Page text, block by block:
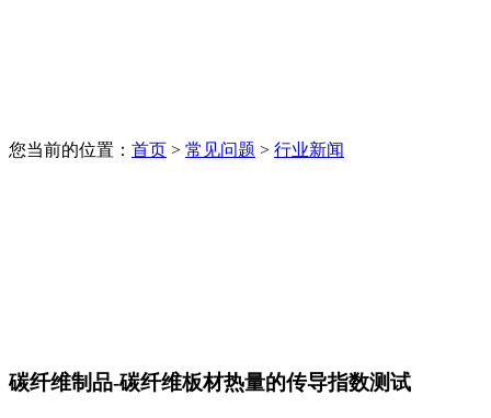
您当前的位置： 首页 > 常见问题 > 行业新闻
碳纤维制品-碳纤维板材热量的传导指数测试